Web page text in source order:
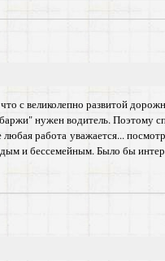
с великолепно развитой
нужен водитель. Поэтому
работа уважается...
и бессемейным. Было бы